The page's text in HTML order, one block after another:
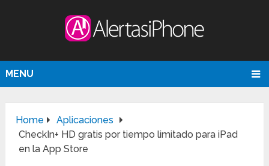
MENU
Home
Aplicaciones
CheckIn+ HD gratis por tiempo limitado para iPad
en la App Store